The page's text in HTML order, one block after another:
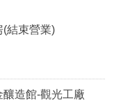
(結束營業)
釀造館-觀光工廠